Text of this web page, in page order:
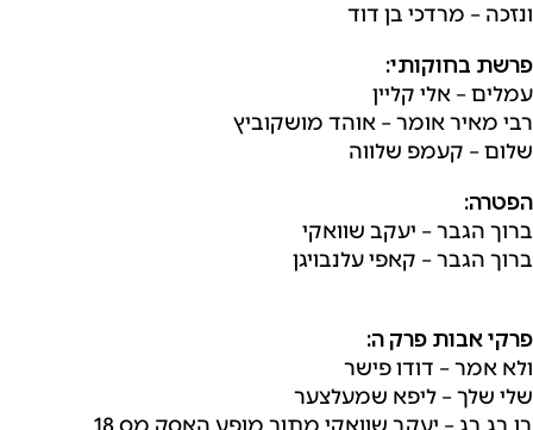
ונזכה – מרדכי בן דוד
פרשת בחוקותי:
עמלים – אלי קליין
רבי מאיר אומר – אוהד מושקוביץ
שלום – קעמפ שלווה
הפטרה:
ברוך הגבר – יעקב שוואקי
ברוך הגבר – קאפי עלנבויגן
פרקי אבות פרק ה:
ולא אמר – דודו פישר
שלי שלך – ליפא שמעלצער